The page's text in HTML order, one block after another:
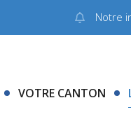
Notre
VOTRE CANTON